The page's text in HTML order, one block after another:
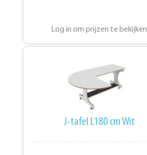
Log in om prijzen te bekijken
J-tafel L180 cm Wit